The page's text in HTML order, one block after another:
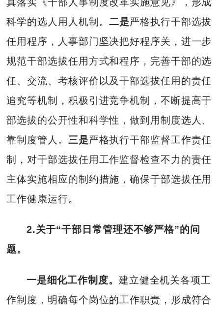
科学的选人用人机制。二是严格执行干部选拔
任用程序，人事部门坚决把好程序关，进一步
规范干部选拔任用方式和程序，完善干部的选
任、交流、考核评价以及干部选拔任用的责任
追究等机制，积极引进竞争机制，不断提高干
部选拔的公开性和科学性，做到用制度选人、
靠制度管人。 三是严格执行干部监督工作责任
制，对干部选拔任用工作监督检查不力的责任
主体实施相应的制约措施，确保干部选拔任用
工作健康运行。
2.关于“干部日常管理还不够严格”的问
题。
一是细化工作制度。 建立健全机关各项工
作制度，明确每个岗位的工作职责，形成符合